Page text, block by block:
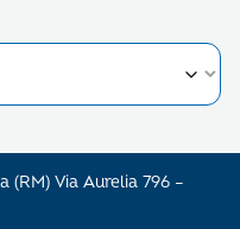
(RM) Via Aurelia 796 –